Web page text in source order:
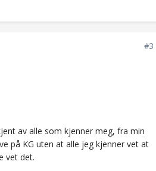
#3
av alle som kjenner meg, fra min
på KG uten at alle jeg kjenner vet at
vet det.